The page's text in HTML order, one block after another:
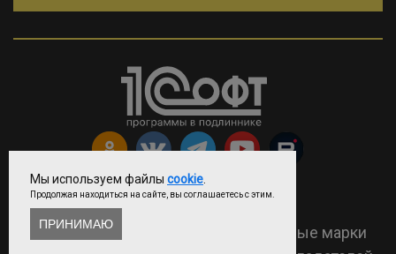
Copyright © ООО «Софтехно»
2026 Все права защищены. Все торговые марки
Мы используем файлы cookie
Продолжая находиться на сайте, вы соглашаетесь с этим.
ПРИНИМАЮ